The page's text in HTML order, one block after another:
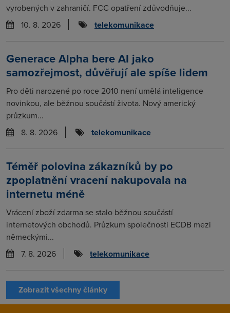
vyrobených v zahraničí. FCC opatření zdůvodňuje...
10. 8. 2026
telekomunikace
Generace Alpha bere AI jako
samozřejmost, důvěřují ale spíše lidem
Pro děti narozené po roce 2010 není umělá inteligence
novinkou, ale běžnou součástí života. Nový americký
průzkum...
8. 8. 2026
telekomunikace
Téměř polovina zákazníků by po
zpoplatnění vracení nakupovala na
internetu méně
Vrácení zboží zdarma se stalo běžnou součástí
internetových obchodů. Průzkum společnosti ECDB mezi
německými...
7. 8. 2026
telekomunikace
Zobrazit všechny články